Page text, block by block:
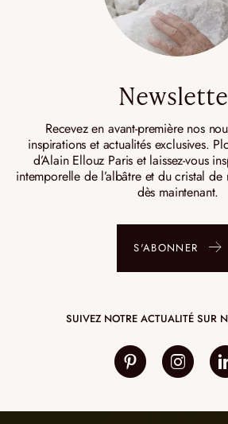
Recevez en avant-première nos
inspirations et actualités exclusives.
d’Alain Ellouz Paris et laissez-vous
intemporelle de l’albâtre et du cristal de
dès maintenant.
S'ABONNER
SUIVEZ NOTRE ACTUALITÉ SUR